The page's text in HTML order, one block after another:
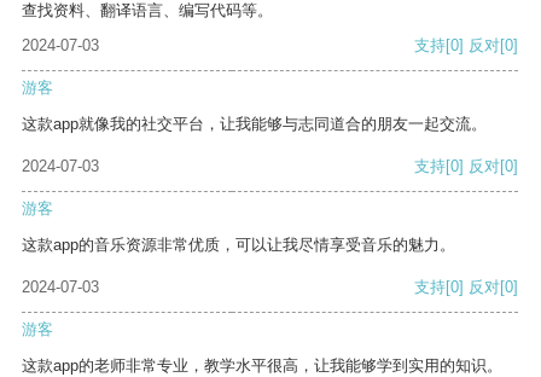
查找资料、翻译语言、编写代码等。
2024-07-03
支持[0] 反对[0]
游客
这款app就像我的社交平台，让我能够与志同道合的朋友一起交流。
2024-07-03 支持[0] 反对[0]
游客
这款app的音乐资源非常优质，可以让我尽情享受音乐的魅力。
2024-07-03 支持[0] 反对[0]
游客
这款app的老师非常专业，教学水平很高，让我能够学到实用的知识。